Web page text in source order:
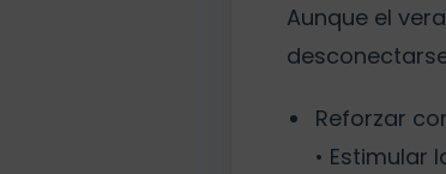
Aunque el
Reforzar
• Estimular